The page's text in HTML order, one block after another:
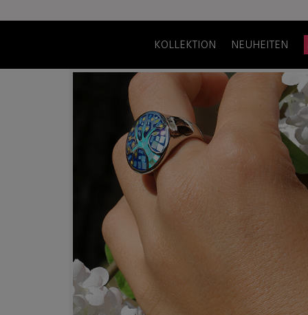
KOLLEKTION NEUHEITEN